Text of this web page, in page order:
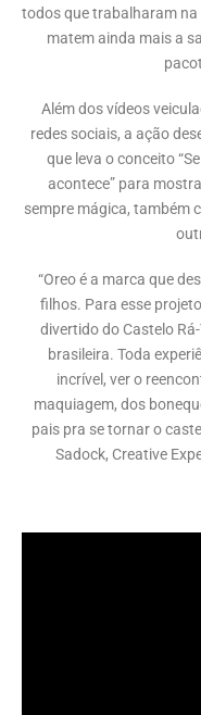
todos que trabalharam
matem ainda mais a
Além dos vídeos
redes sociais, a ação
que leva o conceito
acontece” para
sempre mágica, também
“Oreo é a marca que
filhos. Para esse
divertido do Castelo
brasileira. Toda
incrível, ver o
maquiagem, dos
pais pra se tornar o
Sadock, Creative